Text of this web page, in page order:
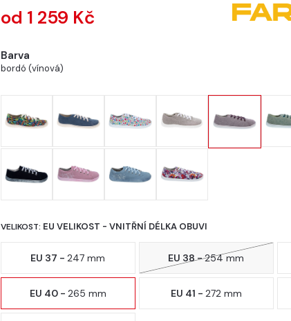
od 1 259 Kč
Barva
bordó (vínová)
VELIKOST: EU VELIKOST - VNITŘNÍ DÉLKA OBUVI
EU 37 -247 mm EU 38 -254 mm
EU 40 - 265 mm EU 41 - 272 mm